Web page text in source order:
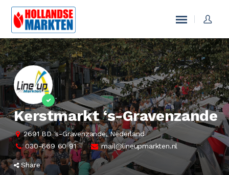
Kerstmarkt ‘s-Gravenzande
2691 BD 's-Gravenzande, Nederland
030-669 60 91
mail@lineupmarkten.nl
Share